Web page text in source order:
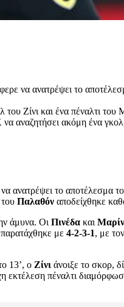
να ανατρέψει το
Ζίνι και ένα πέναλτι του
αναζητήσει ακόμη ένα
ανατρέψει το αποτέλεσμα
Παλαθόν αποδείχθηκε
άμυνα. Οι Πινέδα και Μαρίν
παρατάχθηκε με 4-2-3-1, με τον
13’, ο Ζίνι άνοιξε το σκορ,
εκτέλεση πέναλτι